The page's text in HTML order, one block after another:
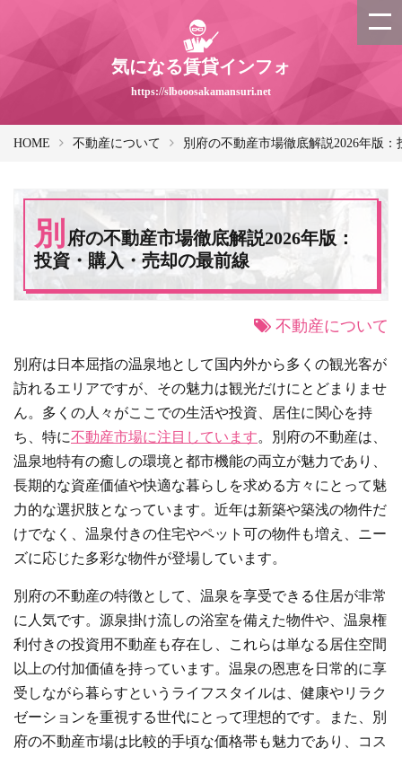
気になる賃貸インフォ
https://slbooosakamansuri.net
HOME 不動産について 別府の不動産市場徹底解説2026年版
別 府の不動産市場徹底解説2026年版：
投資・購入・売却の最前線
不動産について
別府は日本屈指の温泉地として国内外から多くの観光客が
訪れるエリアですが、その魅力は観光だけにとどまりませ
ん。多くの人々がここでの生活や投資、居住に関心を持
ち、特に不動産市場に注目しています。別府の不動産は、
温泉地特有の癒しの環境と都市機能の両立が魅力であり、
長期的な資産価値や快適な暮らしを求める方々にとって魅
力的な選択肢となっています。近年は新築や築浅の物件だ
けでなく、温泉付きの住宅やペット可の物件も増え、ニー
ズに応じた多彩な物件が登場しています。
別府の不動産の特徴として、温泉を享受できる住居が非常
に人気です。源泉掛け流しの浴室を備えた物件や、温泉権
利付きの投資用不動産も存在し、これらは単なる居住空間
以上の付加価値を持っています。温泉の恩恵を日常的に享
受しながら暮らすというライフスタイルは、健康やリラク
ゼーションを重視する世代にとって理想的です。また、別
府の不動産市場は比較的手頃な価格帯も魅力であり、コス